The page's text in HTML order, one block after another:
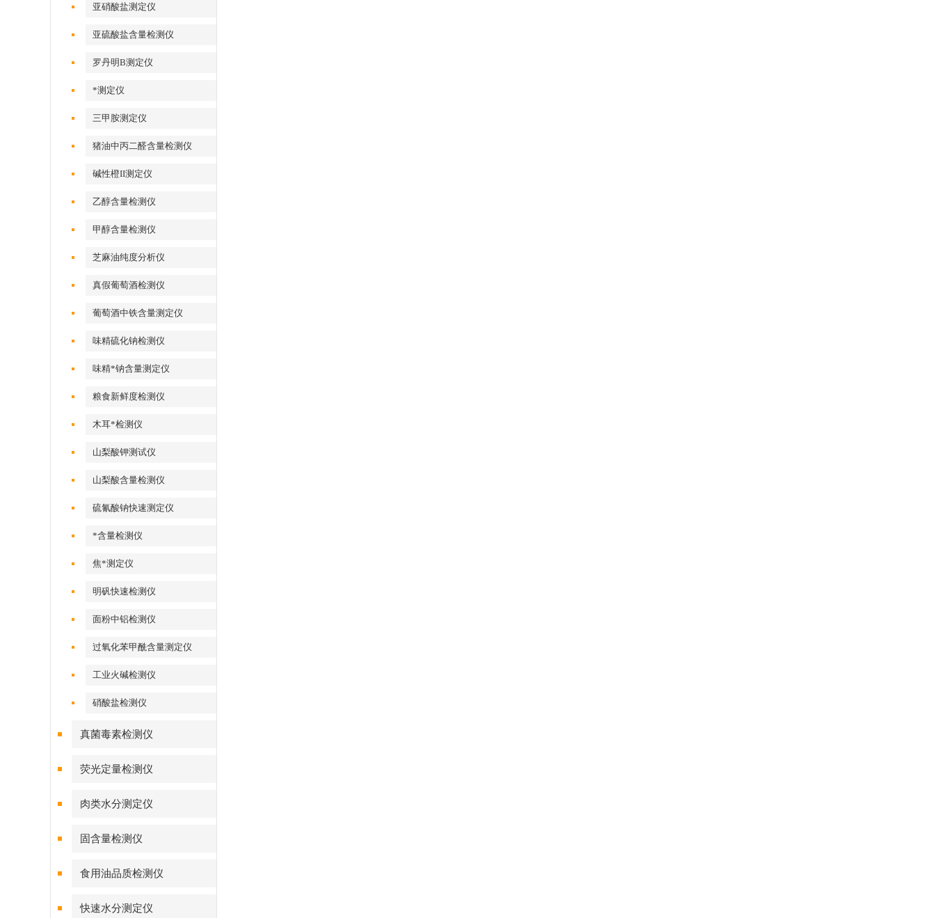
亚硝酸盐测定仪
亚硫酸盐含量检测仪
罗丹明B测定仪
*测定仪
三甲胺测定仪
猪油中丙二醛含量检测仪
碱性橙II测定仪
乙醇含量检测仪
甲醇含量检测仪
芝麻油纯度分析仪
真假葡萄酒检测仪
葡萄酒中铁含量测定仪
味精硫化钠检测仪
味精*钠含量测定仪
粮食新鲜度检测仪
木耳*检测仪
山梨酸钾测试仪
山梨酸含量检测仪
硫氰酸钠快速测定仪
*含量检测仪
焦*测定仪
明矾快速检测仪
面粉中铝检测仪
过氧化苯甲酰含量测定仪
工业火碱检测仪
硝酸盐检测仪
真菌毒素检测仪
荧光定量检测仪
肉类水分测定仪
固含量检测仪
食用油品质检测仪
快速水分测定仪